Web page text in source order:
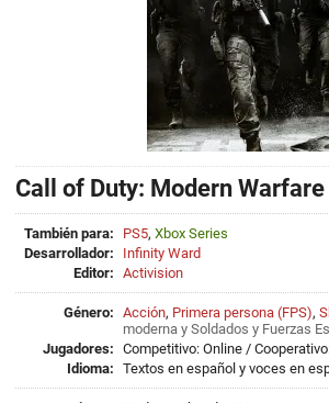
Call of Duty: Modern Warfare
También para: PS5, Xbox Series
Desarrollador:
Infinity Ward
Editor: Activision
Género: Acción, Primera persona (FPS),
moderna y Soldados y Fuerzas
Jugadores: Competitivo: Online /
Idioma: Textos en español y voces en